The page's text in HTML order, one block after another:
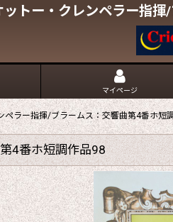
ットー・クレンペラー指
マイページ
ペラー指揮/ブラームス：交響曲第4番ホ短
4番ホ短調作品98